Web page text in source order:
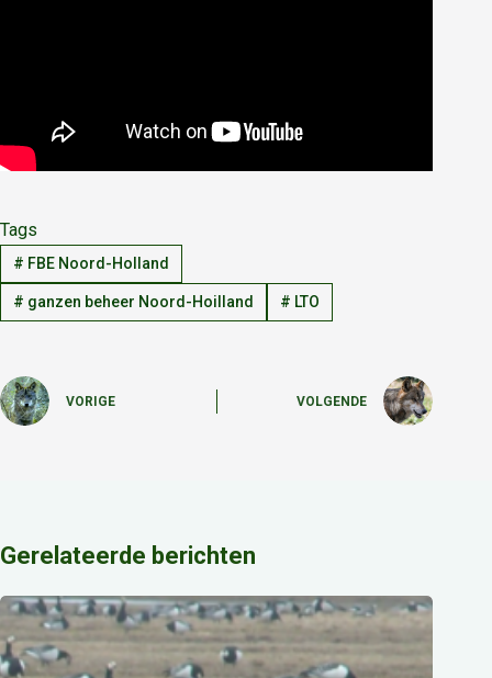
Tags
# FBE Noord-Holland
# ganzen beheer Noord-Hoilland # LTO
VORIGE VOLGENDE
Gerelateerde berichten